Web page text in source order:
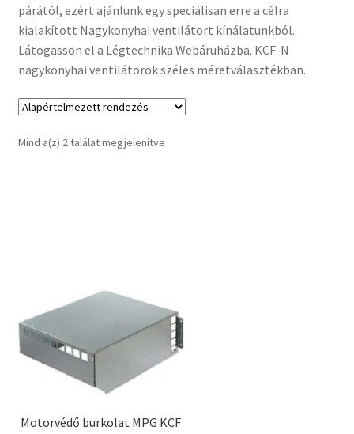
Visszatérítési tájékoztató
párától, ezért ajánlunk egy speciálisan erre a célra
kialakított Nagykonyhai ventilátort kínálatunkból.
Látogasson el a Légtechnika Webáruházba. KCF-N
nagykonyhai ventilátorok széles méretválasztékban.
Mind a(z) 2 találat megjelenítve
Motorvédő burkolat MPG KCF